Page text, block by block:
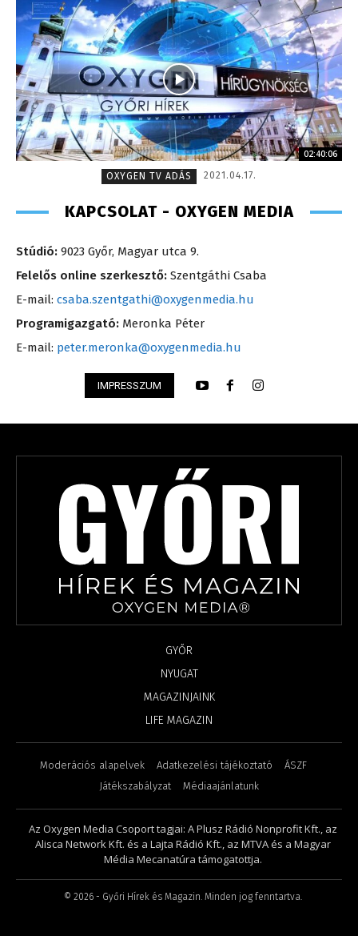
02:40:06
OXYGEN TV ADÁS
2021.04.17.
KAPCSOLAT - OXYGEN MEDIA
Stúdió: 9023 Győr, Magyar utca 9.
Felelős online szerkesztő: Szentgáthi Csaba
E-mail: csaba.szentgathi@oxygenmedia.hu
Programigazgató: Meronka Péter
E-mail: peter.meronka@oxygenmedia.hu
IMPRESSZUM
GYŐR
NYUGAT
MAGAZINJAINK
LIFE MAGAZIN
Moderációs alapelvek Adatkezelési tájékoztató
ÁSZF
Játékszabályzat
Médiaajánlatunk
Az Oxygen Media Csoport tagjai: A Plusz Rádió Nonprofit Kft., az
Alisca Network Kft. és a Lajta Rádió Kft., az MTVA és a Magyar
Média Mecanatúra támogatottja.
© 2026 - Győri Hírek és Magazin. Minden jog fenntartva.